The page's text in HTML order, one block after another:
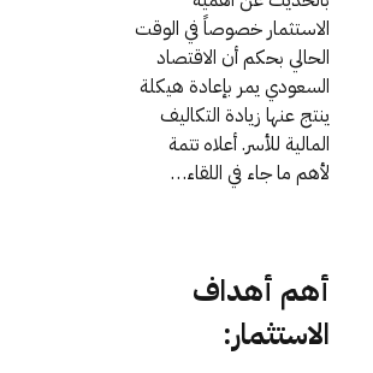
الاستثمار خصوصاً في الوقت
الحالي بحكم أن الاقتصاد
السعودي يمر بإعادة هيكلة
ينتج عنها زيادة التكاليف
المالية للأسر. أعلاه تتمة
لأهم ما جاء في اللقاء…
أهم أهداف
الاستثمار: